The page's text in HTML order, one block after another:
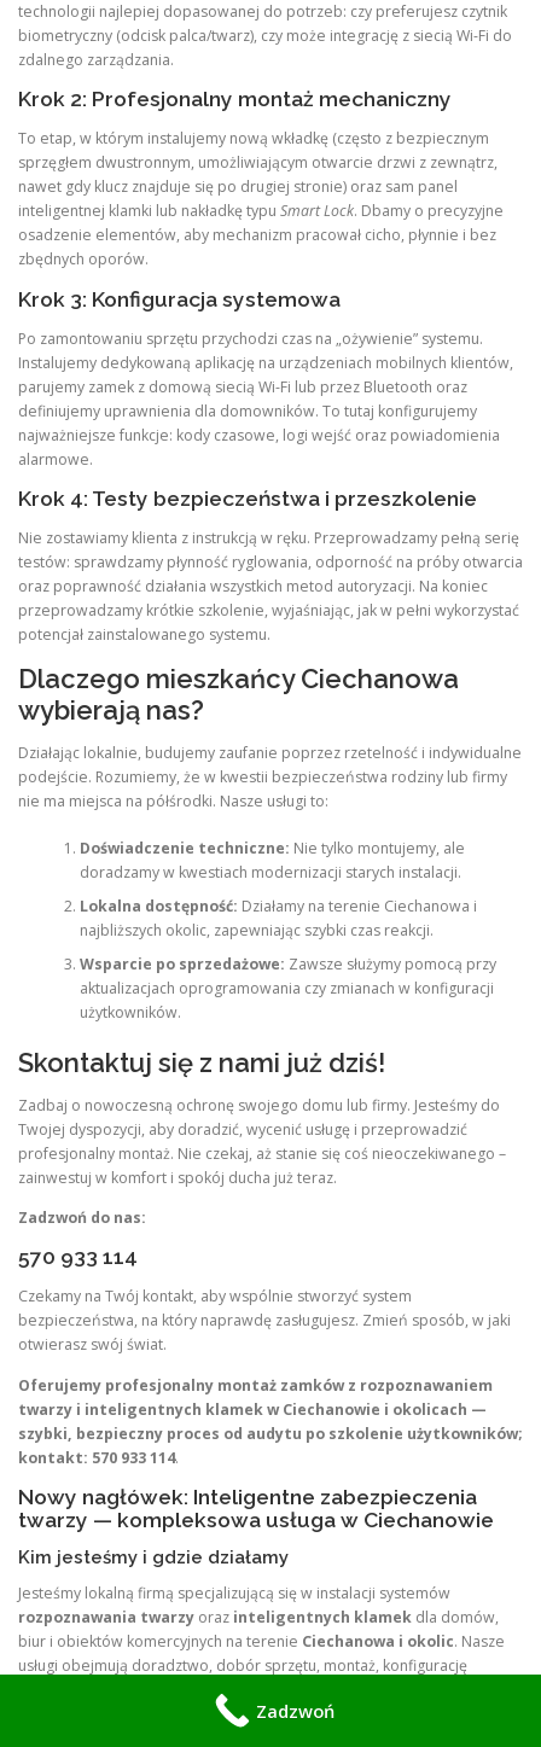
technologii najlepiej dopasowanej do potrzeb: czy preferujesz czytnik
biometryczny (odcisk palca/twarz), czy może integrację z siecią Wi-Fi do
zdalnego zarządzania.
Krok 2: Profesjonalny montaż mechaniczny
To etap, w którym instalujemy nową wkładkę (często z bezpiecznym
sprzęgłem dwustronnym, umożliwiającym otwarcie drzwi z zewnątrz,
nawet gdy klucz znajduje się po drugiej stronie) oraz sam panel
inteligentnej klamki lub nakładkę typu Smart Lock. Dbamy o precyzyjne
osadzenie elementów, aby mechanizm pracował cicho, płynnie i bez
zbędnych oporów.
Krok 3: Konfiguracja systemowa
Po zamontowaniu sprzętu przychodzi czas na „ożywienie” systemu.
Instalujemy dedykowaną aplikację na urządzeniach mobilnych klientów,
parujemy zamek z domową siecią Wi-Fi lub przez Bluetooth oraz
definiujemy uprawnienia dla domowników. To tutaj konfigurujemy
najważniejsze funkcje: kody czasowe, logi wejść oraz powiadomienia
alarmowe.
Krok 4: Testy bezpieczeństwa i przeszkolenie
Nie zostawiamy klienta z instrukcją w ręku. Przeprowadzamy pełną serię
testów: sprawdzamy płynność ryglowania, odporność na próby otwarcia
oraz poprawność działania wszystkich metod autoryzacji. Na koniec
przeprowadzamy krótkie szkolenie, wyjaśniając, jak w pełni wykorzystać
potencjał zainstalowanego systemu.
Dlaczego mieszkańcy Ciechanowa
wybierają nas?
Działając lokalnie, budujemy zaufanie poprzez rzetelność i indywidualne
podejście. Rozumiemy, że w kwestii bezpieczeństwa rodziny lub firmy
nie ma miejsca na półśrodki. Nasze usługi to:
Doświadczenie techniczne: Nie tylko montujemy, ale
doradzamy w kwestiach modernizacji starych instalacji.
Lokalna dostępność: Działamy na terenie Ciechanowa i
najbliższych okolic, zapewniając szybki czas reakcji.
Wsparcie po sprzedażowe: Zawsze służymy pomocą przy
aktualizacjach oprogramowania czy zmianach w konfiguracji
użytkowników.
Skontaktuj się z nami już dziś!
Zadbaj o nowoczesną ochronę swojego domu lub firmy. Jesteśmy do
Twojej dyspozycji, aby doradzić, wycenić usługę i przeprowadzić
profesjonalny montaż. Nie czekaj, aż stanie się coś nieoczekiwanego –
zainwestuj w komfort i spokój ducha już teraz.
Zadzwoń do nas:
570 933 114
Czekamy na Twój kontakt, aby wspólnie stworzyć system
bezpieczeństwa, na który naprawdę zasługujesz. Zmień sposób, w jaki
otwierasz swój świat.
Oferujemy profesjonalny montaż zamków z rozpoznawaniem
twarzy i inteligentnych klamek w Ciechanowie i okolicach —
szybki, bezpieczny proces od audytu po szkolenie użytkowników;
kontakt: 570 933 114.
Nowy nagłówek: Inteligentne zabezpieczenia
twarzy — kompleksowa usługa w Ciechanowie
Kim jesteśmy i gdzie działamy
Jesteśmy lokalną firmą specjalizującą się w instalacji systemów
rozpoznawania twarzy oraz inteligentnych klamek dla domów,
biur i obiektów komercyjnych na terenie Ciechanowa i okolic. Nasze
usługi obejmują doradztwo, dobór sprzętu, montaż, konfigurację
sieciową, integrację z istniejącymi systemami oraz szkolenie
użytkowników. Informacje o lokalnym kontekście Ciechanowa dostępne
Zadzwoń